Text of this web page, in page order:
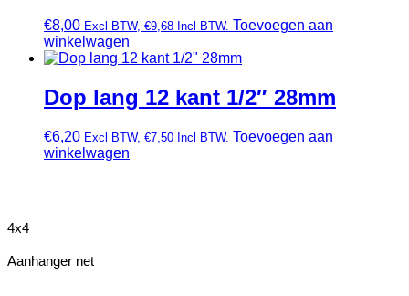
€8,00 Excl BTW, €9,68 Incl BTW. Toevoegen aan
winkelwagen
Dop lang 12 kant 1/2″ 28mm
€6,20 Excl BTW, €7,50 Incl BTW. Toevoegen aan
winkelwagen
4x4
Aanhanger net